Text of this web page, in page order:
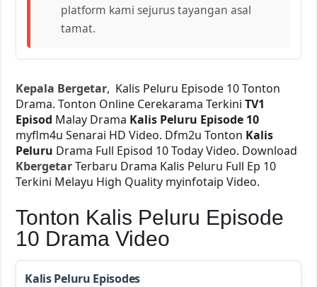
platform kami sejurus tayangan asal
tamat.
Kepala Bergetar, Kalis Peluru Episode 10 Tonton
Drama. Tonton Online Cerekarama TerkiniTV1
Episod Malay Drama Kalis Peluru Episode 10
myflm4u Senarai HD Video. Dfm2u Tonton Kalis
Peluru Drama Full Episod 10 Today Video. Download
KbergetarTerbaru Drama Kalis Peluru Full Ep 10
Terkini Melayu High Quality myinfotaip Video.
Tonton Kalis Peluru Episode
10 Drama Video
Kalis Peluru Episodes